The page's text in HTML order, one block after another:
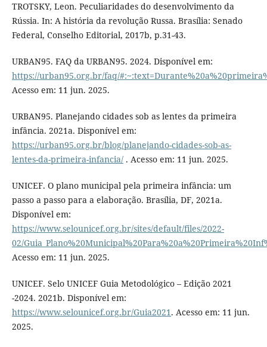
TROTSKY, Leon. Peculiaridades do desenvolvimento da
Rússia. In: A história da revolução Russa. Brasília: Senado
Federal, Conselho Editorial, 2017b, p.31-43.
URBAN95. FAQ da URBAN95. 2024. Disponível em:
https://urban95.org.br/faq/
Acesso em: 11 jun. 2025.
URBAN95. Planejando cidades sob as lentes da primeira
infância. 2021a. Disponível em:
https://urban95.org.br/blog/planejando-cidades-sob-as-
lentes-da-primeira-infancia/. Acesso em: 11 jun. 2025.
UNICEF. O plano municipal pela primeira infância: um
passo a passo para a elaboração. Brasília, DF, 2021a.
Disponível em:
https://www.selounicef.org.br/sites/default/files/2022-
02/
Acesso em: 11 jun. 2025.
UNICEF. Selo UNICEF Guia Metodológico – Edição 2021
-2024. 2021b. Disponível em:
https://www.selounicef.org.br/Guia2021. Acesso em: 11 jun.
2025.